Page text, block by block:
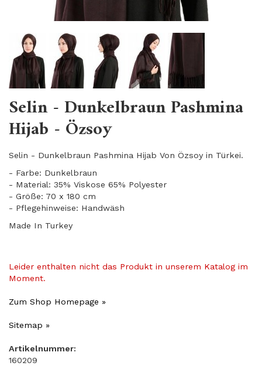
Selin - Dunkelbraun Pashmina
Hijab - Özsoy
Selin - Dunkelbraun Pashmina Hijab Von Özsoy in Türkei.
- Farbe: Dunkelbraun
- Material: 35% Viskose 65% Polyester
- Größe: 70 x 180 cm
- Pflegehinweise: Handwäsh
Made In Turkey
Leider enthalten nicht das Produkt in unserem Katalog im
Moment.
Zum Shop Homepage »
Sitemap »
Artikelnummer:
160209